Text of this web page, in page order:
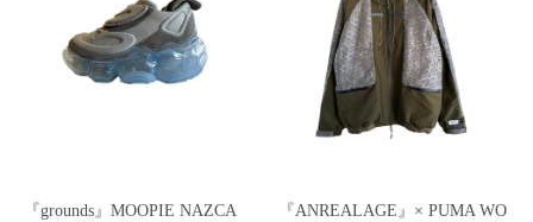
『grounds』MOOPIE NAZCA
『ANREALAGE』× PUMA WO